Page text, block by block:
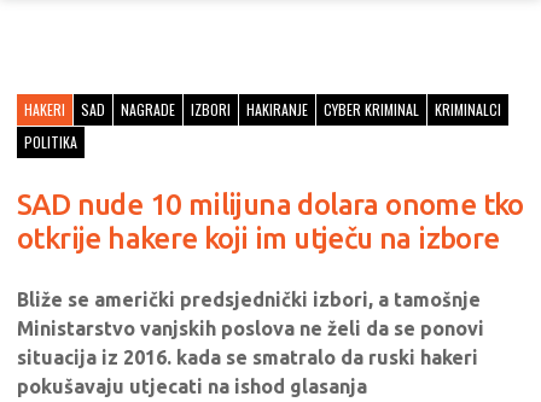
HAKERI SAD NAGRADE IZBORI HAKIRANJE CYBER KRIMINAL
KRIMINALCI
POLITIKA
SAD nude 10 milijuna dolara onome tko
otkrije hakere koji im utječu na izbore
Bliže se američki predsjednički izbori, a tamošnje
Ministarstvo vanjskih poslova ne želi da se ponovi
situacija iz 2016. kada se smatralo da ruski hakeri
pokušavaju utjecati na ishod glasanja